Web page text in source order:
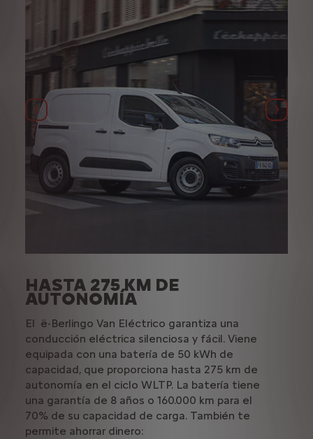
Anterior
HASTA 275 KM DE
AUTONOMÍA
El ë-Berlingo Van Eléctrico garantiza una
conducción eléctrica silenciosa y fácil. Viene
equipada con una batería de 50 kWh de
capacidad, que proporciona hasta 275 km de
autonomía en el ciclo WLTP. La batería tiene
una garantía de 8 años o 160.000 km para el
70% de su capacidad de carga. También te
permite ahorrar dinero: